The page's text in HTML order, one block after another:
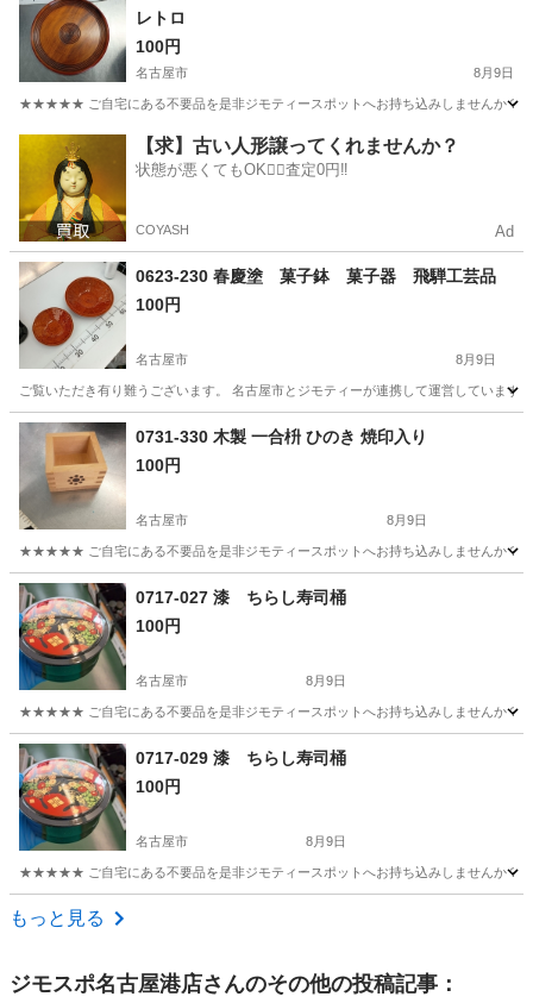
レトロ
100円
名古屋市 8月9日
★★★★★ ご自宅にある不要品を是非ジモティースポットへお持ち込みしませんか？
食器 ろくろ
【求】古い人形譲ってくれませんか？
状態が悪くてもOK🙆‍♀️査定0円‼️
COYASH Ad
0623-230 春慶塗 菓子鉢 菓子器 飛騨工芸品
100円
名古屋市 8月9日
ご覧いただき有り難うございます。 名古屋市とジモティーが連携して運営してい
愛知 名古屋市 菓子
0731-330 木製 一合枡 ひのき 焼印入り
100円
名古屋市 8月9日
★★★★★ ご自宅にある不要品を是非ジモティースポットへお持ち込みしませんか？
愛知 名古屋市 焼印
0717-027 漆 ちらし寿司桶
100円
名古屋市 8月9日
★★★★★ ご自宅にある不要品を是非ジモティースポットへお持ち込みしませんか？
愛知 名古屋市 調理器具 現地
0717-029 漆 ちらし寿司桶
100円
名古屋市 8月9日
★★★★★ ご自宅にある不要品を是非ジモティースポットへお持ち込みしませんか？
愛知 名古屋市
もっと見る
ジモスポ名古屋港店さんのその他の投稿記事：